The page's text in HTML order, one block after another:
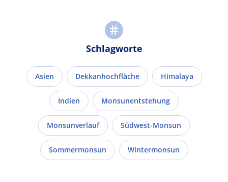
Schlagworte
Asien Dekkanhochfläche Himalaya
Indien Monsunentstehung
Monsunverlauf Südwest-Monsun
Sommermonsun Wintermonsun